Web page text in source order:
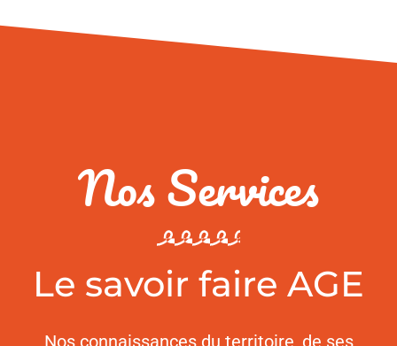
Nos Services
Le savoir faire AGE
Nos connaissances du territoire, de ses